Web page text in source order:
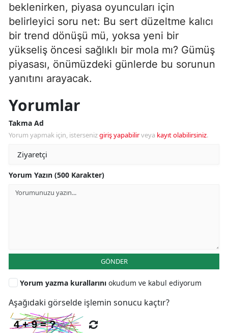
beklenirken, piyasa oyuncuları için
belirleyici soru net: Bu sert düzeltme kalıcı
bir trend dönüşü mü, yoksa yeni bir
yükseliş öncesi sağlıklı bir mola mı? Gümüş
piyasası, önümüzdeki günlerde bu sorunun
yanıtını arayacak.
Yorumlar
Takma Ad
Yorum yapmak için, istersenizgiriş yapabilirveya kayıt olabilirsiniz.
Yorum Yazın (500 Karakter)
GÖNDER
Yorum yazma kurallarını okudum ve kabul ediyorum
Aşağıdaki görselde işlemin sonucu kaçtır?